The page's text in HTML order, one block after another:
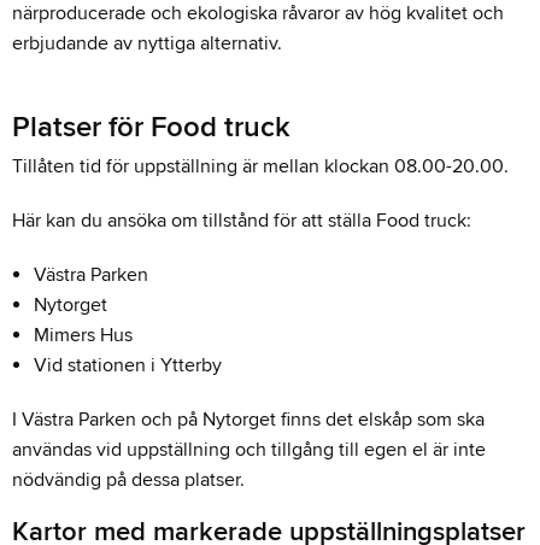
närproducerade och ekologiska råvaror av hög kvalitet och
erbjudande av nyttiga alternativ.
Platser för Food truck
Tillåten tid för uppställning är mellan klockan 08.00-20.00.
Här kan du ansöka om tillstånd för att ställa Food truck:
Västra Parken
Nytorget
Mimers Hus
Vid stationen i Ytterby
I Västra Parken och på Nytorget finns det elskåp som ska
användas vid uppställning och tillgång till egen el är inte
nödvändig på dessa platser.
Kartor med markerade uppställningsplatser